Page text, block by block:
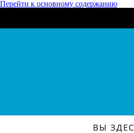
Перейти к основному содержанию
ВЫ